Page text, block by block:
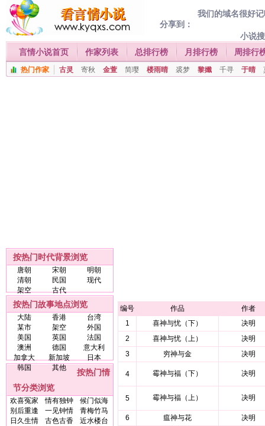
我们的域名很好
分享到：
小说
言情小说首页
作家列表 总排行榜 月排行榜 周排行
热门作家 古灵 寄秋 金萱 简璎 楼雨晴 裘梦 黎孅 千寻 于晴
按热门时代背景浏览
唐朝 宋朝
明朝
清朝
民国
现代
架空
古代
按热门故事地点浏览
大陆 香港
台湾
某市
架空
外国
美国
英国
法国
澳洲
德国
意大利
加拿大
新加坡
日本
韩国
其他
按热门情
节分类浏览
欢喜冤家 情有独钟
候门似海
别后重逢
一见钟情
青梅竹马
日久生情
古色古香
近水楼台
编号 作品
作者
1
喜神与忧（下）
决明
2
喜神与忧（上）
决明
3
穷神与金 决明
4 霉神与福（下） 决明
5 霉神与福（上） 决明
6 瘟神与花
决明